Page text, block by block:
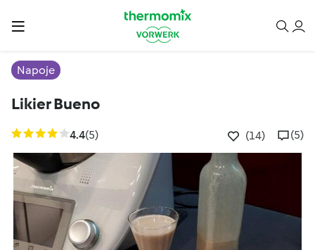
Napoje
Likier Bueno
4.4(5) (14) (5)